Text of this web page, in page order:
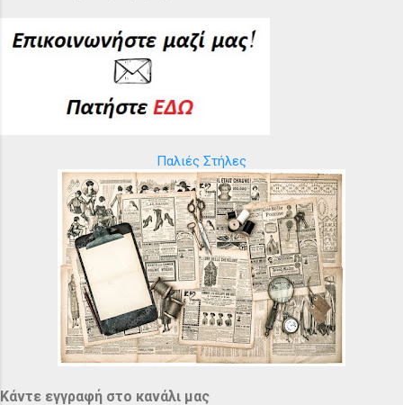
Παλιές Στήλες
Κάντε εγγραφή στο κανάλι μας